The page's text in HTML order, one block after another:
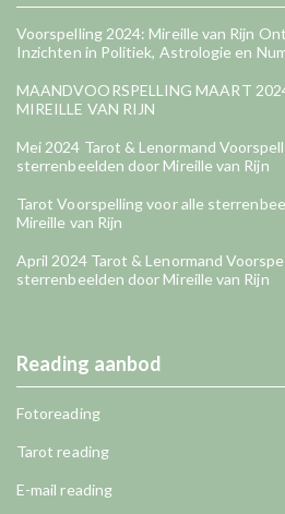
Voorspelling 2024: Mireille van Rijn
Inzichten in Politiek, Astrologie en
MAANDVOORSPELLING MAART
MIREILLE VAN RIJN
Mei 2024 Tarot & Lenormand
sterrenbeelden door Mireille van Rijn
Tarot Voorspelling voor alle
Mireille van Rijn
April 2024 Tarot & Lenormand
sterrenbeelden door Mireille van Rijn
Reading aanbod
Fotoreading
Tarot reading
E-mail reading